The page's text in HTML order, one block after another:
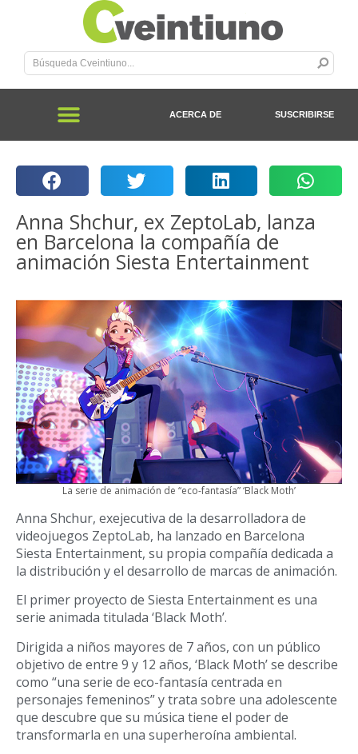
ACERCA DE SUSCRIBIRSE
Anna Shchur, ex ZeptoLab, lanza
en Barcelona la compañía de
animación Siesta Entertainment
La serie de animación de “eco-fantasía” ‘Black Moth’
Anna Shchur, exejecutiva de la desarrolladora de
videojuegos ZeptoLab, ha lanzado en Barcelona
Siesta Entertainment, su propia compañía dedicada a
la distribución y el desarrollo de marcas de animación.
El primer proyecto de Siesta Entertainment es una
serie animada titulada ‘Black Moth’.
Dirigida a niños mayores de 7 años, con un público
objetivo de entre 9 y 12 años, ‘Black Moth’ se describe
como “una serie de eco-fantasía centrada en
personajes femeninos” y trata sobre una adolescente
que descubre que su música tiene el poder de
transformarla en una superheroína ambiental.